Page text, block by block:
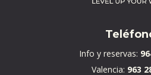
Info y reservas:
Valencia: 963